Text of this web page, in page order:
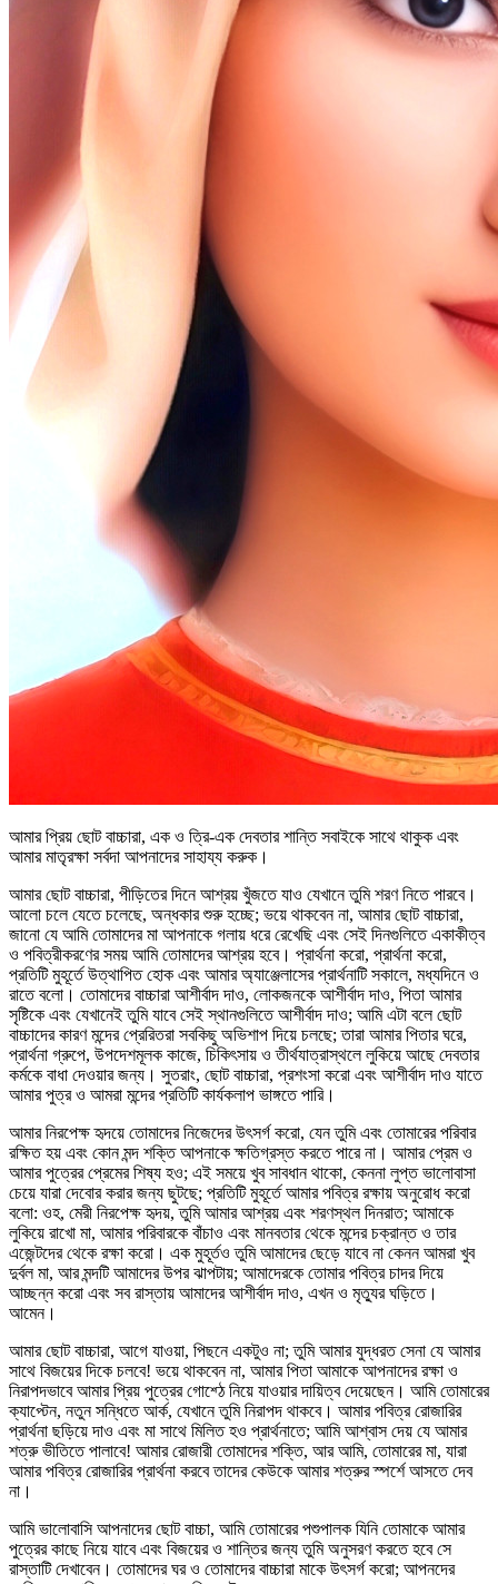
আমার প্রিয় ছোট বাচ্চারা, এক ও ত্রি-এক দেবতার শান্তি সবাইকে সাথে থাকুক এবং
আমার মাতৃরক্ষা সর্বদা আপনাদের সাহায্য করুক।
আমার ছোট বাচ্চারা, পীড়িতের দিনে আশ্রয় খুঁজতে যাও যেখানে তুমি শরণ নিতে পারবে।
আলো চলে যেতে চলেছে, অন্ধকার শুরু হচ্ছে; ভয়ে থাকবেন না, আমার ছোট বাচ্চারা,
জানো যে আমি তোমাদের মা আপনাকে গলায় ধরে রেখেছি এবং সেই দিনগুলিতে একাকীত্ব
ও পবিত্রীকরণের সময় আমি তোমাদের আশ্রয় হবে। প্রার্থনা করো, প্রার্থনা করো,
প্রতিটি মুহূর্তে উত্থাপিত হোক এবং আমার অ্যাঞ্জেলাসের প্রার্থনাটি সকালে, মধ্যদিনে ও
রাতে বলো। তোমাদের বাচ্চারা আশীর্বাদ দাও, লোকজনকে আশীর্বাদ দাও, পিতা আমার
সৃষ্টিকে এবং যেখানেই তুমি যাবে সেই স্থানগুলিতে আশীর্বাদ দাও; আমি এটা বলে ছোট
বাচ্চাদের কারণ মন্দের প্রেরিতরা সবকিছু অভিশাপ দিয়ে চলছে; তারা আমার পিতার ঘরে,
প্রার্থনা গ্রুপে, উপদেশমূলক কাজে, চিকিৎসায় ও তীর্থযাত্রাস্থলে লুকিয়ে আছে দেবতার
কর্মকে বাধা দেওয়ার জন্য। সুতরাং, ছোট বাচ্চারা, প্রশংসা করো এবং আশীর্বাদ দাও যাতে
আমার পুত্র ও আমরা মন্দের প্রতিটি কার্যকলাপ ভাঙ্গতে পারি।
আমার নিরপেক্ষ হৃদয়ে তোমাদের নিজেদের উৎসর্গ করো, যেন তুমি এবং তোমারের পরিবার
রক্ষিত হয় এবং কোন মন্দ শক্তি আপনাকে ক্ষতিগ্রস্ত করতে পারে না। আমার প্রেম ও
আমার পুত্রের প্রেমের শিষ্য হও; এই সময়ে খুব সাবধান থাকো, কেননা লুপ্ত ভালোবাসা
চেয়ে যারা দেবোর করার জন্য ছুটছে; প্রতিটি মুহূর্তে আমার পবিত্র রক্ষায় অনুরোধ করো
বলো: ওহ, মেরী নিরপেক্ষ হৃদয়, তুমি আমার আশ্রয় এবং শরণস্থল দিনরাত; আমাকে
লুকিয়ে রাখো মা, আমার পরিবারকে বাঁচাও এবং মানবতার থেকে মন্দের চক্রান্ত ও তার
এজেন্টদের থেকে রক্ষা করো। এক মুহূর্তও তুমি আমাদের ছেড়ে যাবে না কেনন আমরা খুব
দুর্বল মা, আর মন্দটি আমাদের উপর ঝাপটায়; আমাদেরকে তোমার পবিত্র চাদর দিয়ে
আচ্ছন্ন করো এবং সব রাস্তায় আমাদের আশীর্বাদ দাও, এখন ও মৃত্যুর ঘড়িতে।
আমেন।
আমার ছোট বাচ্চারা, আগে যাওয়া, পিছনে একটুও না; তুমি আমার যুদ্ধরত সেনা যে আমার
সাথে বিজয়ের দিকে চলবে! ভয়ে থাকবেন না, আমার পিতা আমাকে আপনাদের রক্ষা ও
নিরাপদভাবে আমার প্রিয় পুত্রের গোশ্ঠে নিয়ে যাওয়ার দায়িত্ব দেয়েছেন। আমি তোমারের
ক্যাপ্টেন, নতুন সন্ধিতে আর্ক, যেখানে তুমি নিরাপদ থাকবে। আমার পবিত্র রোজারির
প্রার্থনা ছড়িয়ে দাও এবং মা সাথে মিলিত হও প্রার্থনাতে; আমি আশ্বাস দেয় যে আমার
শত্রু ভীতিতে পালাবে! আমার রোজারী তোমাদের শক্তি, আর আমি, তোমারের মা, যারা
আমার পবিত্র রোজারির প্রার্থনা করবে তাদের কেউকে আমার শত্রুর স্পর্শে আসতে দেব
না।
আমি ভালোবাসি আপনাদের ছোট বাচ্চা, আমি তোমারের পশুপালক যিনি তোমাকে আমার
পুত্রের কাছে নিয়ে যাবে এবং বিজয়ের ও শান্তির জন্য তুমি অনুসরণ করতে হবে সে
রাস্তাটি দেখাবেন। তোমাদের ঘর ও তোমাদের বাচ্চারা মাকে উৎসর্গ করো; আপনদের